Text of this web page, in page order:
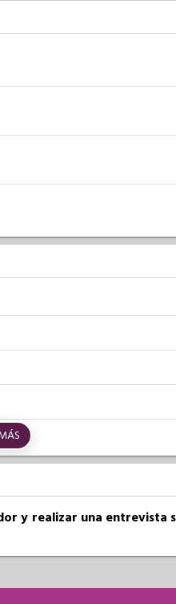
y realizar una entrevista